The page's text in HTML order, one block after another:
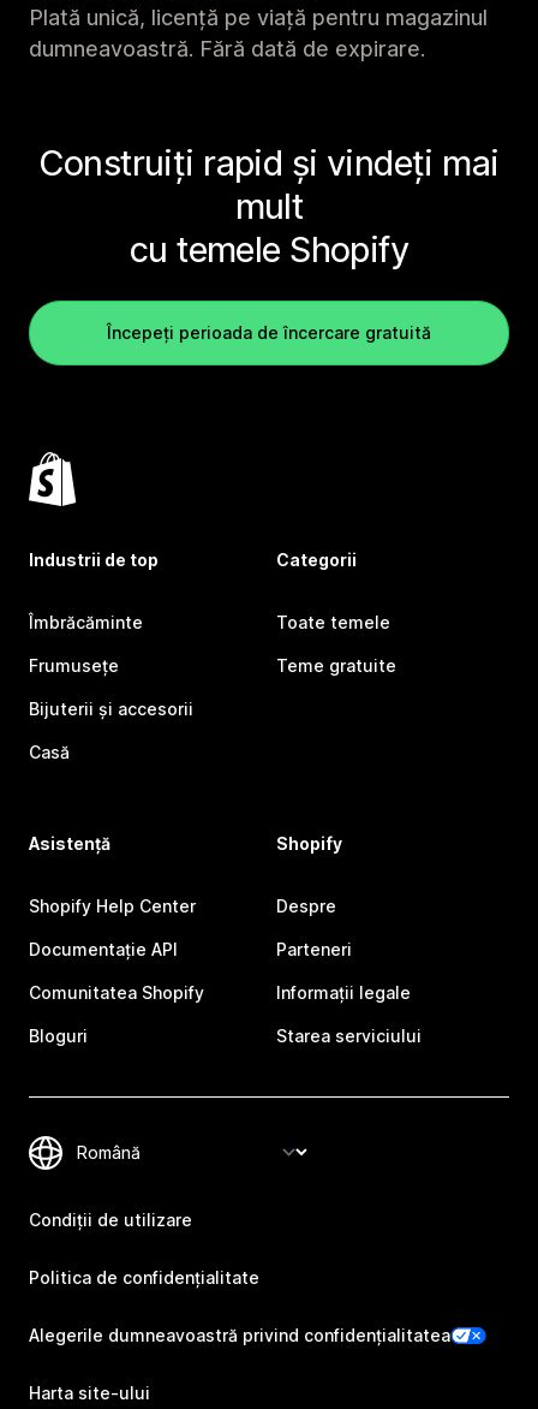
Plată unică, licență pe viață pentru magazinul
dumneavoastră. Fără dată de expirare.
Construiți rapid și vindeți mai
mult
cu temele Shopify
Începeți perioada de încercare gratuită
Industrii de top
Îmbrăcăminte
Frumusețe
Bijuterii și accesorii
Casă
Categorii
Toate temele
Teme gratuite
Asistență
Shopify Help Center
Documentație API
Comunitatea Shopify
Bloguri
Shopify
Despre
Parteneri
Informații legale
Starea serviciului
Condiții de utilizare
Politica de confidențialitate
Alegerile dumneavoastră privind confidențialitatea
Harta site-ului